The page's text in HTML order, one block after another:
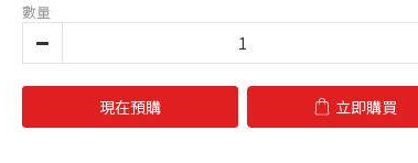
數量
現在預購 立即購買